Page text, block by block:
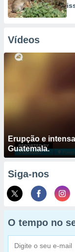
Vídeos
Erupção e
Guatemala.
Siga-nos
O tempo no